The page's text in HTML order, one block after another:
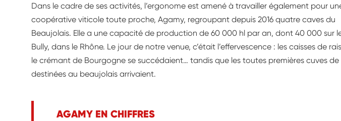
Dans le cadre de ses activités, l’ergonome est amené à travailler également pour
coopérative viticole toute proche, Agamy, regroupant depuis 2016 quatre caves du
Beaujolais. Elle a une capacité de production de 60 000 hl par an, dont 40 000 sur
Bully, dans le Rhône. Le jour de notre venue, c’était l’effervescence : les caisses de
le crémant de Bourgogne se succédaient… tandis que les toutes premières cuves de
destinées au beaujolais arrivaient.
AGAMY EN CHIFFRES